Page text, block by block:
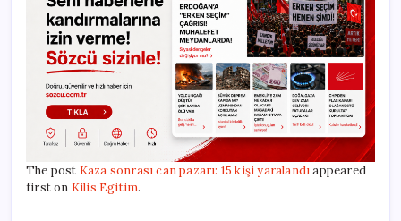
The post Kaza sonrası can pazarı: 15 kişi yaralandıappeared
first on Kilis Egitim.